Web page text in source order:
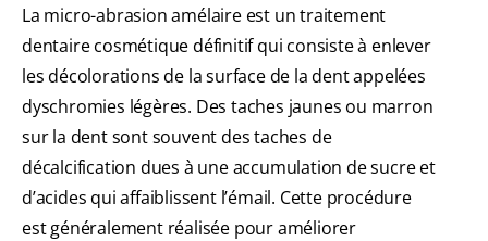
La micro-abrasion amélaire est un traitement
dentaire cosmétique définitif qui consiste à enlever
les décolorations de la surface de la dent appelées
dyschromies légères. Des taches jaunes ou marron
sur la dent sont souvent des taches de
décalcification dues à une accumulation de sucre et
d’acides qui affaiblissent l’émail. Cette procédure
est généralement réalisée pour améliorer